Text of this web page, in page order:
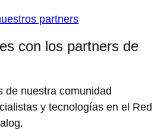
partners
con los partners de
de nuestra comunidad
y tecnologías en el Red